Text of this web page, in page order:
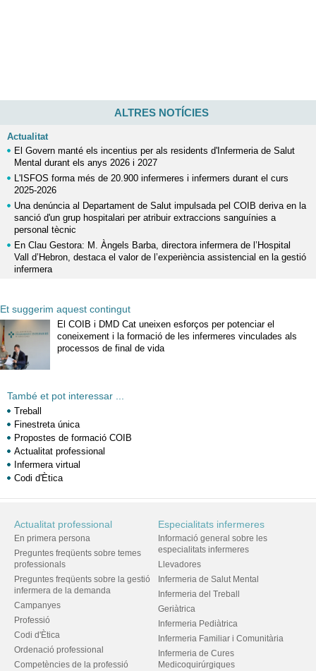
ALTRES NOTÍCIES
Actualitat
El Govern manté els incentius per als residents d'Infermeria de Salut
Mental durant els anys 2026 i 2027
L'ISFOS forma més de 20.900 infermeres i infermers durant el curs
2025-2026
Una denúncia al Departament de Salut impulsada pel COIB deriva en la
sanció d'un grup hospitalari per atribuir extraccions sanguínies a
personal tècnic
En Clau Gestora: M. Àngels Barba, directora infermera de l’Hospital
Vall d’Hebron, destaca el valor de l’experiència assistencial en la gestió
infermera
Et suggerim aquest contingut
El COIB i DMD Cat uneixen esforços per potenciar el
coneixement i la formació de les infermeres vinculades als
processos de final de vida
També et pot interessar ...
Treball
Finestreta única
Propostes de formació COIB
Actualitat professional
Infermera virtual
Codi d'Ètica
Actualitat professional
En primera persona
Preguntes freqüents sobre temes
professionals
Preguntes freqüents sobre la gestió
infermera de la demanda
Campanyes
Professió
Codi d'Ètica
Ordenació professional
Competències de la professió
Especialitats infermeres
Informació general sobre les
especialitats infermeres
Llevadores
Infermeria de Salut Mental
Infermeria del Treball
Geriàtrica
Infermeria Pediàtrica
Infermeria Familiar i Comunitària
Infermeria de Cures
Medicoquirúrgiques